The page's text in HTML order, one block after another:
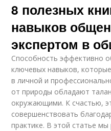
8 полезных
навыков
экспертом в
Способность эффективно
ключевых навыков,
в личной и
от природы обладают
окружающими. К счастью,
совершенствовать
практике. В этой статье